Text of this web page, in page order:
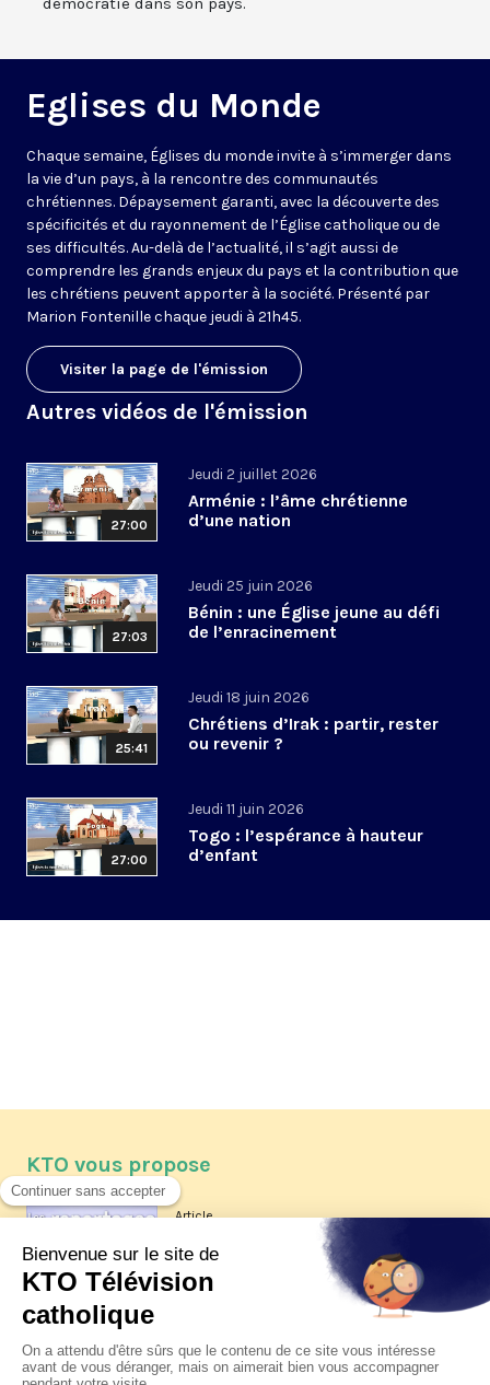
Eglises du Monde
Chaque semaine, Églises du monde invite à s’immerger dans
la vie d’un pays, à la rencontre des communautés
chrétiennes. Dépaysement garanti, avec la découverte des
spécificités et du rayonnement de l’Église catholique ou de
ses difficultés. Au-delà de l’actualité, il s’agit aussi de
comprendre les grands enjeux du pays et la contribution que
les chrétiens peuvent apporter à la société. Présenté par
Marion Fontenille chaque jeudi à 21h45.
Visiter la page de l'émission
Autres vidéos de l'émission
27:00
Jeudi 2 juillet 2026
Arménie : l’âme chrétienne
d’une nation
27:03
Jeudi 25 juin 2026
Bénin : une Église jeune au défi
de l’enracinement
25:41
Jeudi 18 juin 2026
Chrétiens d’Irak : partir, rester
ou revenir ?
27:00
Jeudi 11 juin 2026
Togo : l’espérance à hauteur
d’enfant
KTO vous propose
Article
Les reportages d'été 2026 de KTO
La visite pastorale du pape Léon
XIV à Assise à suivre sur KTO le
jeudi 6 août